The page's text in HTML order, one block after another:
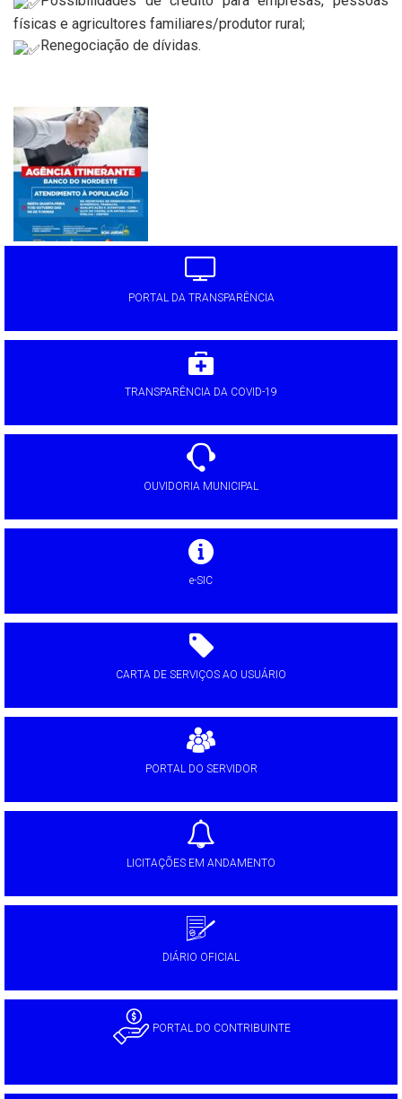
físicas e agricultores familiares/produtor rural;
Renegociação de dívidas.
PORTAL DA TRANSPARÊNCIA
TRANSPARÊNCIA DA COVID-19
OUVIDORIA MUNICIPAL
e-SIC
CARTA DE SERVIÇOS AO USUÁRIO
PORTAL DO SERVIDOR
LICITAÇÕES EM ANDAMENTO
DIÁRIO OFICIAL
PORTAL DO CONTRIBUINTE
'